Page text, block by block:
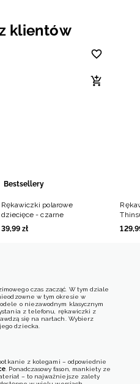
klientów
Bestsellery
Rękawiczki polarowe
dziecięce - czarne
39,99 zł
129,
czas zacząć. W tym dziale
w tym okresie w
o niezawodnym klasycznym
z telefonu, rękawiczki z
się na nartach. Wybierz
dziecka.
z kolegami – odpowiednie
. Ponadczasowy fason, mankiety ze
– to najważniejsze zalety